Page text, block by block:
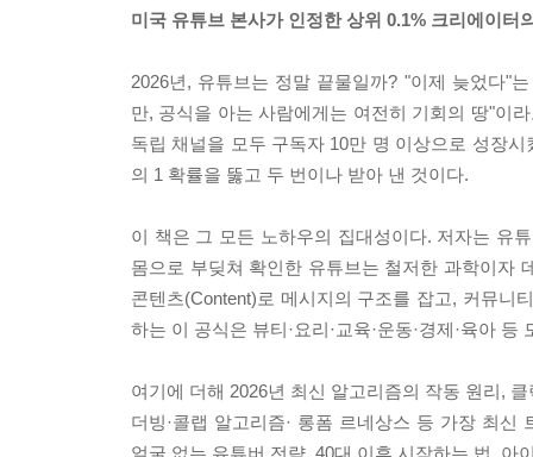
미국 유튜브 본사가 인정한 상위 0.1% 크리에이터
2026년, 유튜브는 정말 끝물일까? "이제 늦었다"
만, 공식을 아는 사람에게는 여전히 기회의 땅"이
독립 채널을 모두 구독자 10만 명 이상으로 성장
의 1 확률을 뚫고 두 번이나 받아 낸 것이다.
이 책은 그 모든 노하우의 집대성이다. 저자는 유
몸으로 부딪쳐 확인한 유튜브는 철저한 과학이자
콘텐츠(Content)로 메시지의 구조를 잡고, 커뮤니
하는 이 공식은 뷰티·요리·교육·운동·경제·육아
여기에 더해 2026년 최신 알고리즘의 작동 원리,
더빙·콜랩 알고리즘· 롱폼 르네상스 등 가장 최
얼굴 없는 유튜버 전략, 40대 이후 시작하는 법, 아